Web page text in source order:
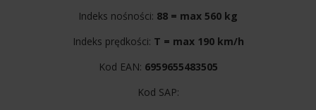
Indeks nośności: 88 = max 560 kg
Indeks prędkości: T = max 190 km/h
Kod EAN: 6959655483505
Kod SAP: